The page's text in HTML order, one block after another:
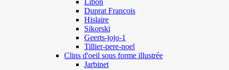
Duprat François
Hislaire
Sikorski
Geerts-jojo-1
Tillier-pere-noel
Clins d'oeil sous forme illustrée
Jarbinet